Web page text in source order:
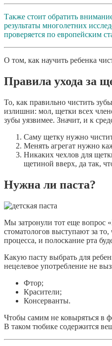
Также стоит обратить
результаты многолетних
проверяется по европейским
О том, как научить ребенка
Правила ухода за
То, как правильно чистить
излишни: мол, щетки всех
зубы уязвимее. Значит, и к
Саму щетку нужно
Менять агрегат нужно
Никаких чехлов для
щетиной вверх, да так,
Нужна ли паста?
Мы затронули тот еще вопрос
стоматологов выступают за
процесса, и полоскание рта
Какую пасту выбрать для
нецелевое употребление не
Фтор;
Красители;
Консерванты.
Чтобы самим не ковыряться в
В таком тюбике содержится